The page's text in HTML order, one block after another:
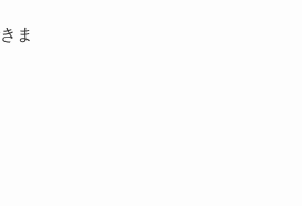
ま